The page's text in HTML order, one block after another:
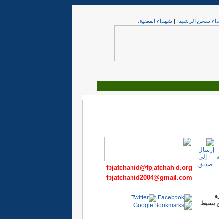
سجن الرشيد شهداء القضية.
بسيط
fpjatchahid@fpjatchahid.org
fpjatchahid2004@gmail.com